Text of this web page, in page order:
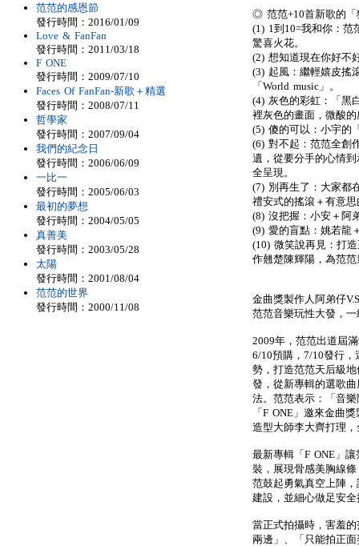
◎ 范范+10首新歌的「
(1) 1到10=我和你：范
驚喜火花。
(2) 想知道現在你好不
(3) 起風：繼輕嬉皮搖
「World music」。
(4) 灰色的彩虹：「黑
裡灰色的畫面，微酸的
(5) 傻的可以：小宇的
(6) 對不起：范范全創
遺，從要分手的心情
全呈現。
(7) 別再生了：大家都
禮安式的搖滾＋有意
(8) 沒把握：小安＋阿
(9) 愛的盲點：姚若龍
(10) 微笑說再見：打
作翹楚陳輝陽，為范
金曲獎製作人阿弟仔
范范音樂玩性大發，
2009年，范范出道屆
6/10預購，7/10發行
勢，打造范范天后級
發，從新專輯的選歌
法。范范表示：「音
「F ONE」邀來金曲
造型大師李大齊打理
最新專輯「F ONE」
裝，展現骨感美胸線
范鼓起勇氣真空上陣
建設，並細心做足安
當正式拍攝時，害羞
兩邊」、「只能拍正
范范的感恩節
發行時間：2016/01/09
Love & FanFan
發行時間：2011/03/18
F ONE
發行時間：2009/07/10
Faces Of FanFan-新歌＋精選
發行時間：2008/07/11
哲學家
發行時間：2007/09/04
我們的紀念日
發行時間：2006/06/09
一比一
發行時間：2005/06/03
最初的夢想
發行時間：2004/05/05
真善美
發行時間：2003/05/28
太陽
發行時間：2001/08/04
范范的世界
發行時間：2000/11/08